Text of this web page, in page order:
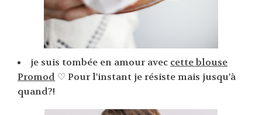
je suis tombée en amour avec cette blouse
Promod ♡ Pour l'instant je résiste mais jusqu'à
quand?!